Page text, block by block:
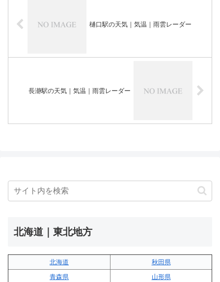
樋口駅の天気｜気温｜雨雲レーダー
長瀞駅の天気｜気温｜雨雲レーダー
北海道｜東北地方
北海道
秋田県
青森県
山形県